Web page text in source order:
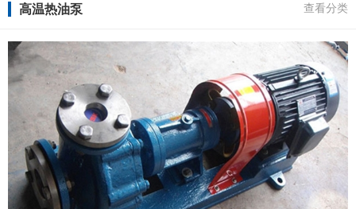
高温热油泵 查看分类